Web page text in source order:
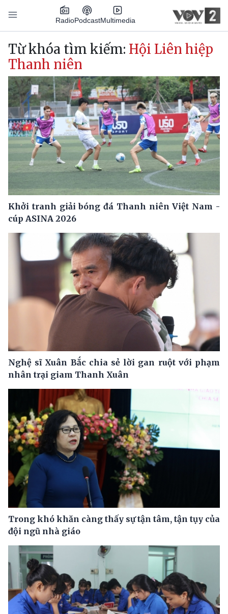
Nhảy đến nội dung
RadioPodcastMultimedia
Main navigation
Từ khóa tìm kiếm: Hội Liên hiệp
Thanh niên
Khởi tranh giải bóng đá Thanh niên Việt Nam -
cúp ASINA 2026
Nghệ sĩ Xuân Bắc chia sẻ lời gan ruột với phạm
nhân trại giam Thanh Xuân
Trong khó khăn càng thấy sự tận tâm, tận tụy của
đội ngũ nhà giáo